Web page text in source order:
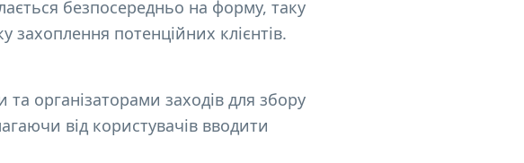
безпосередньо на форму, таку
захоплення потенційних клієнтів.
організаторами заходів для збору
від користувачів вводити